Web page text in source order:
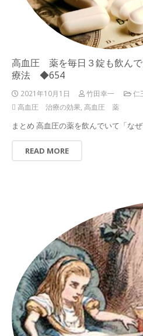
高血圧 薬を毎日３錠も飲ん
療法 ◆654
2021年10月1日 竹田幸一 仁
高血圧 治療の効果, 高血圧 薬
まとめ 高血圧の薬を飲んでいて「な
READ MORE